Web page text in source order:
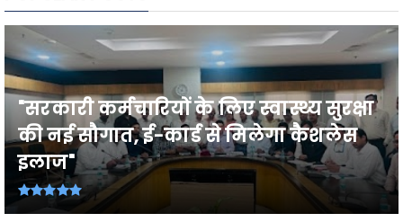
"सरकारी कर्मचारियों के लिए स्वास्थ्य सुरक्षा
की नई सौगात, ई-कार्ड से मिलेगा कैशलेस
इलाज"